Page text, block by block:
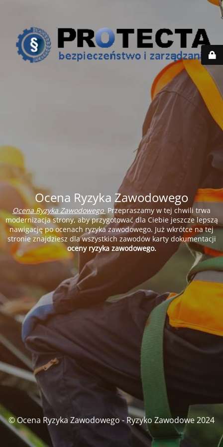
Ocena Ryzyka Zawodowego
Ocena Ryzyka ZawodowegoPrzepraszamy w tej chwili trwa
modernizacja strony, aby przygotować dla Ciebie jeszcze lepszą
nawigację po ocenach ryzyka zawodowego. Już wkrótce na tej
stronie znajdziesz dla wszystkich zawodów karty dokumentacji
oceny ryzyka zawodowego.
© Ocena Ryzyka Zawodowego - Ryzyko Zawodowe 2024